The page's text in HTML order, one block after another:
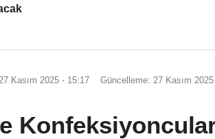
Kasım 2025 - 15:17 Güncelleme: 27 Kasım
Konfeksiyoncular